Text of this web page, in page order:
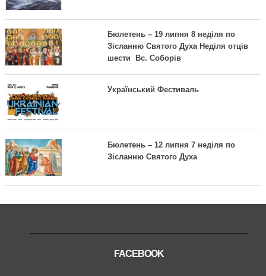
Бюлетень – 19 липня 8 неділя по
Зісланню Святого Духа Неділя отців
шести Вс. Соборів
Український Фестиваль
Бюлетень – 12 липня 7 неділя по
Зісланню Святого Духа
FACEBOOK